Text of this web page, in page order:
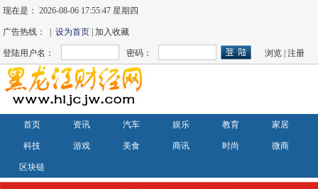
现在是：2026-08-06 17:55:49 星期四
广告热线： |设为首页 | 加入收藏
登陆用户名： 密码： 浏览 |注册
首页 资讯 汽车 娱乐 教育 家居
科技 游戏 美食 商讯 时尚 微商
区块链